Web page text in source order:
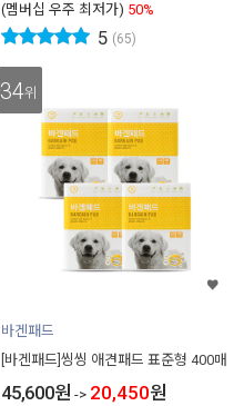
(멤버십 우주 최저가) 50%
5 (65)
34위
바겐패드
[바겐패드]씽씽 애견패드 표준형 400매
45,600원 -> 20,450원